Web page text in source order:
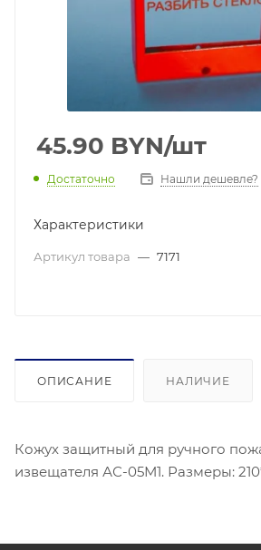
45.90 BYN/шт
Достаточно Нашли дешевле?
Характеристики
Артикул товара — 7171
ОПИСАНИЕ НАЛИЧИЕ
Кожух защитный для ручного
извещателя АС-05М1. Размеры: